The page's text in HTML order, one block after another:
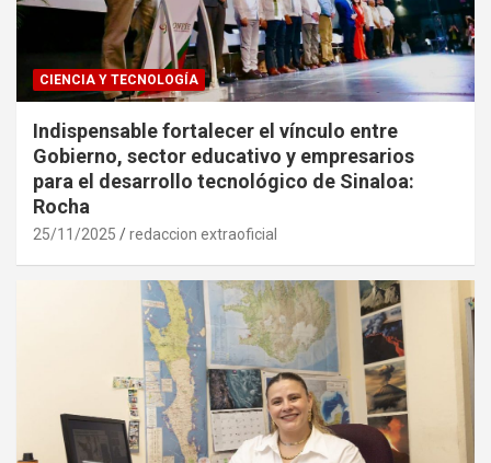
CIENCIA Y TECNOLOGÍA
Indispensable fortalecer el vínculo entre
Gobierno, sector educativo y empresarios
para el desarrollo tecnológico de Sinaloa:
Rocha
25/11/2025 redaccion extraoficial